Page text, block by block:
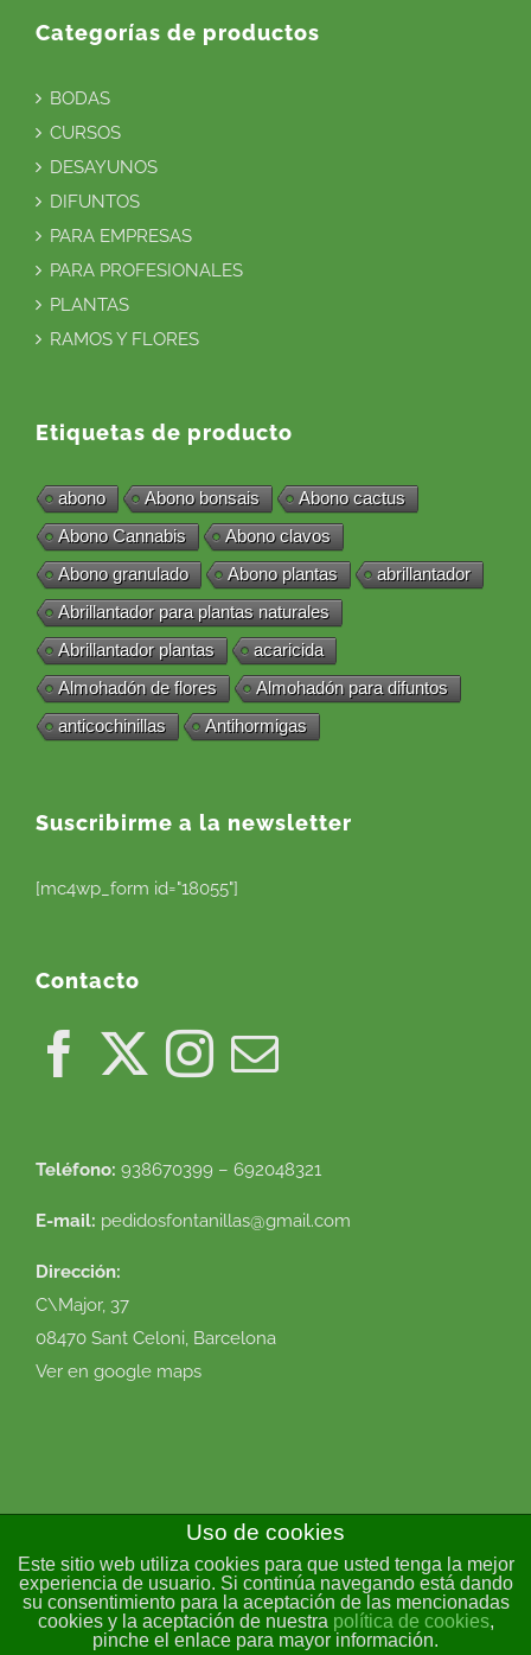
Categorías de productos
BODAS
CURSOS
DESAYUNOS
DIFUNTOS
PARA EMPRESAS
PARA PROFESIONALES
PLANTAS
RAMOS Y FLORES
Etiquetas de producto
abono Abono bonsais
Abono cactus
Abono Cannabis
Abono clavos
Abono granulado
Abono plantas
abrillantador
Abrillantador para plantas naturales
Abrillantador plantas
acaricida
Almohadón de flores
Almohadón para difuntos
anticochinillas
Antihormigas
Suscribirme a la newsletter
[mc4wp_form id="18055"]
Contacto
Teléfono: 938670399 – 692048321
E-mail: pedidosfontanillas@gmail.com
Dirección:
C\Major, 37
08470 Sant Celoni, Barcelona
Ver en google maps
© 2016 Flor Natural. Todos los derechos reservados. |Política de
cookies|Condiciones de uso|Envíos y devoluciones|Diseño
web VirtualDomus
Uso de cookies
Este sitio web utiliza cookies para que usted tenga la mejor
experiencia de usuario. Si continúa navegando está dando
su consentimiento para la aceptación de las mencionadas
cookies y la aceptación de nuestra política de cookies,
pinche el enlace para mayor información.